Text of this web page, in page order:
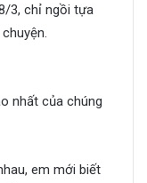
3, chỉ ngồi tựa
nhất của chúng
em mới biết